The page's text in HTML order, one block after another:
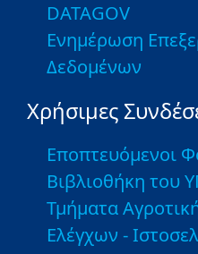
DATAGOV
Ενημέρωση
Δεδομένων
Χρήσιμες
Εποπτευόμενοι
Βιβλιοθήκη του
Τμήματα
Ελέγχων -